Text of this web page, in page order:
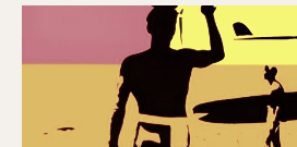
UNO DE ESOS DÍAS DE FURIA